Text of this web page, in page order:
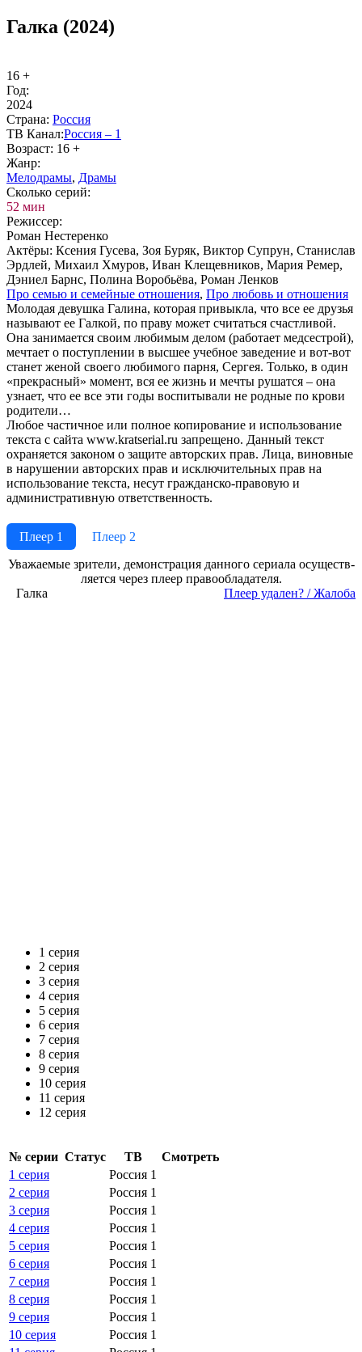
Галка (2024)
16 +
Год:
2024
Стра­на: Рос­сия
ТВ Ка­нал:Рос­сия – 1
Воз­раст: 16 +
Жанр:
Ме­ло­дра­мы, Дра­мы
Сколь­ко се­рий:
52 мин
Ре­жис­сер:
Роман Нестеренко
Ак­тё­ры: Ксения Гусева, Зоя Буряк, Виктор Супрун, Станислав
Эрдлей, Михаил Хмуров, Иван Клещевников, Мария Ремер,
Дэниел Барнс, Полина Воробьёва, Роман Ленков
Про се­мью и се­мей­ные от­но­ше­ния, Про лю­бовь и от­но­ше­ния
Молодая девушка Галина, которая привыкла, что все ее друзья
называют ее Галкой, по праву может считаться счастливой.
Она занимается своим любимым делом (работает медсестрой),
мечтает о поступлении в высшее учебное заведение и вот-вот
станет женой своего любимого парня, Сергея. Только, в один
«прекрасный» момент, вся ее жизнь и мечты рушатся – она
узнает, что ее все эти годы воспитывали не родные по крови
родители…
Любое частичное или полное копирование и использование
текста с сайта www.kratserial.ru запрещено. Данный текст
охраняется законом о защите авторских прав. Лица, виновные
в нарушении авторских прав и исключительных прав на
использование текста, несут гражданско-правовую и
административную ответственность.
Плеер 1
Плеер 2
Ува­жае­мые зри­те­ли, де­мон­ст­ра­ция дан­но­го се­риа­ла осу­ще­ст­в­
ля­ет­ся че­рез пле­ер пра­во­об­ла­да­те­ля.
Галка
Пле­ер уда­лен? / Жа­ло­ба
1 серия
2 серия
3 серия
4 серия
5 серия
6 серия
7 серия
8 серия
9 серия
10 серия
11 серия
12 серия
№ се­рии Ста­тус ТВ
Смот­реть
1 серия
Россия 1
2 серия
Россия 1
3 серия
Россия 1
4 серия
Россия 1
5 серия
Россия 1
6 серия
Россия 1
7 серия
Россия 1
8 серия
Россия 1
9 серия
Россия 1
10 серия
Россия 1